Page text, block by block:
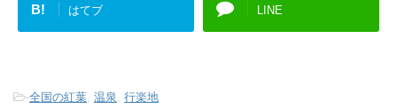
B! はてブ LINE
-全国の紅葉 温泉 行楽地